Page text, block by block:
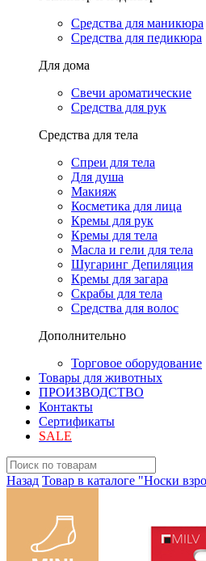
Средства для маникюра
Средства для педикюра
Для дома
Свечи ароматические
Средства для рук
Средства для тела
Спреи для тела
Для душа
Макияж
Косметика для лица
Кремы для рук
Кремы для тела
Масла и гели для тела
Шугаринг Депиляция
Кремы для загара
Скрабы для тела
Средства для волос
Дополнительно
Торговое оборудование
Товары для животных
ПРОИЗВОДСТВО
Контакты
Сертификаты
SALE
Назад Товар в каталоге "Носки